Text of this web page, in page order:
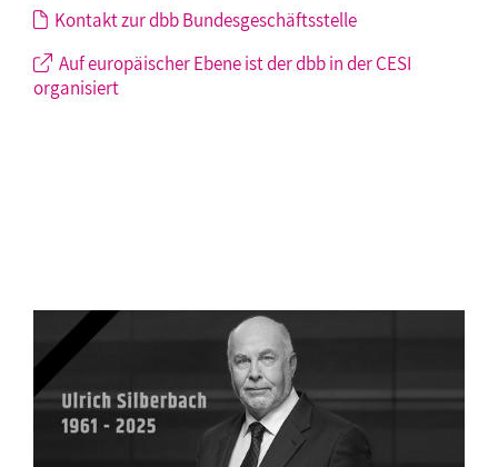
Kontakt zur dbb Bundesgeschäftsstelle
Auf europäischer Ebene ist der dbb in der CESI
organisiert